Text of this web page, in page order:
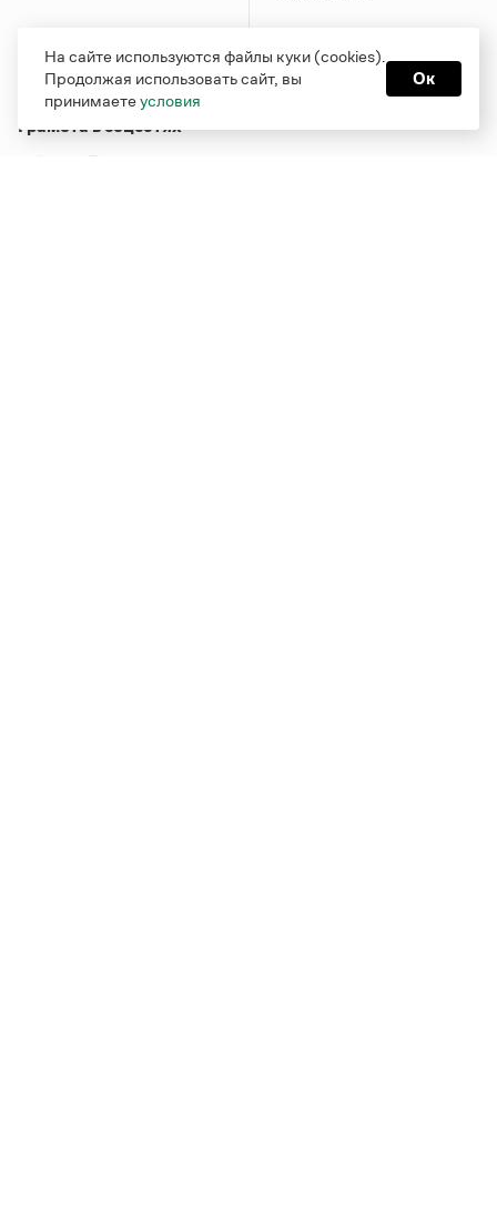
Грамота в соцсетях
На сайте используются файлы куки (cookies).
Продолжая использовать сайт, вы
принимаетеусловия
Ок